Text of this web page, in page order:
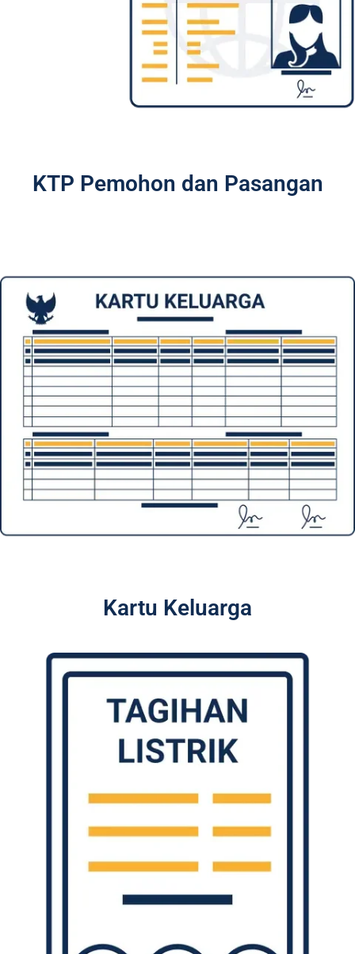
KTP Pemohon dan Pasangan
Kartu Keluarga